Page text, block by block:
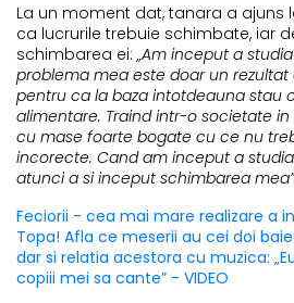
La un moment dat, tanara a ajuns
ca lucrurile trebuie schimbate, iar
schimbarea ei: „Am inceput a
problema mea este doar un rezultat
pentru ca la baza intotdeauna stau
alimentare. Traind intr-o societate
cu mase foarte bogate cu ce nu
incorecte. Cand am inceput a
atunci a si inceput schimbarea
Feciorii - cea mai mare realizare a
Topa! Afla ce meserii au cei doi
dar si relatia acestora cu muzica:
copiii mei sa cante” - VIDEO